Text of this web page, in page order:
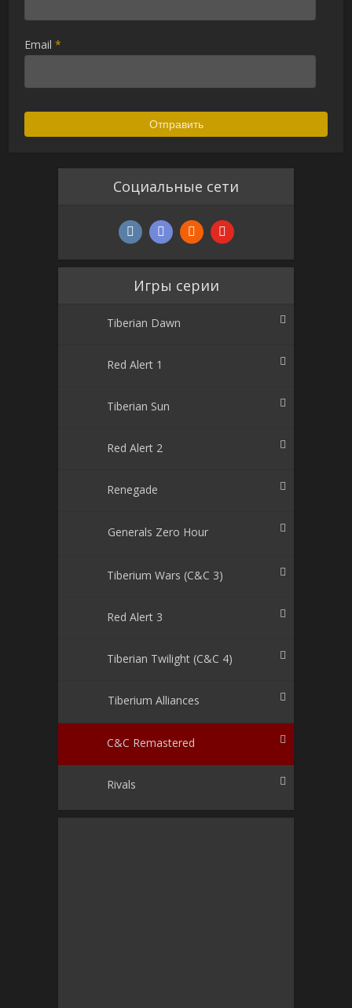
Email*
Социальные сети
Игры серии
Tiberian Dawn
Red Alert 1
Tiberian Sun
Red Alert 2
Renegade
Generals Zero Hour
Tiberium Wars (C&C 3)
Red Alert 3
Tiberian Twilight (C&C 4)
Tiberium Alliances
C&C Remastered
Rivals